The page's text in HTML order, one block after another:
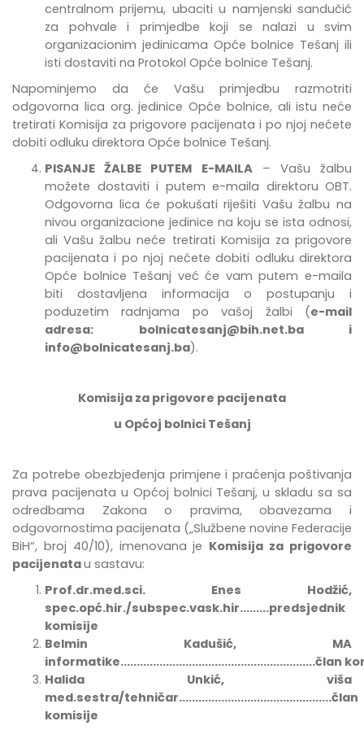
centralnom prijemu, ubaciti u namjenski sandučić
za pohvale i primjedbe
koji se nalazi u svim
organizacionim jedinicama Opće bolnice Tešanj ili
isti dostaviti na Protokol Opće bolnice Tešanj.
Napominjemo da će Vašu primjedbu razmotriti
odgovorna lica org. jedinice Opće bolnice, ali istu neće
tretirati Komisija za prigovore pacijenata i po njoj nećete
dobiti odluku direktora Opće bolnice Tešanj.
PISANJE ŽALBE PUTEM E-MAILA– Vašu žalbu
možete dostaviti i putem e-maila direktoru OBT.
Odgovorna lica će pokušati riješiti Vašu žalbu na
nivou organizacione jedinice na koju se ista odnosi,
ali Vašu žalbu neće tretirati Komisija za prigovore
pacijenata i po njoj nećete dobiti odluku direktora
Opće bolnice Tešanj već će vam putem e-maila
biti dostavljena informacija o postupanju i
poduzetim radnjama po vašoj žalbi (e-mail
adresa: bolnicatesanj@bih.net.bai
info@bolnicatesanj.ba).
Komisija za prigovore pacijenata
u Općoj bolnici Tešanj
Za potrebe obezbjeđenja primjene i praćenja poštivanja
prava pacijenata u Općoj bolnici Tešanj,u skladu sa sa
odredbama Zakona o pravima, obavezama i
odgovornostima pacijenata („Službene novine Federacije
BiH“, broj 40/10), imenovana je Komisija za prigovore
pacijenatau sastavu:
Prof.dr.med.sci. Enes Hodžić,
spec.opć.hir./subspec.vask.hir.........predsjednik
komisije
Belmin Kadušić, MA
informatike............................................................član
Halida Unkić, viša
med.sestra/tehničar...............................................član
komisije